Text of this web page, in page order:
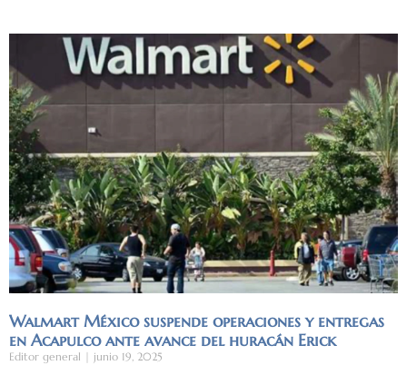
Walmart México suspende operaciones y entregas
en Acapulco ante avance del huracán Erick
Editor general junio 19, 2025